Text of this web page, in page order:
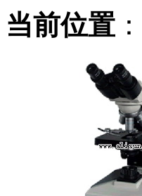
当前位置 ：